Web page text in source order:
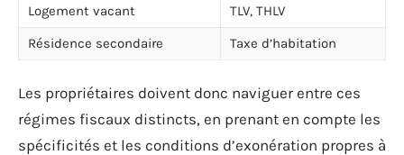
Logement vacant
TLV, THLV
Résidence secondaire
Taxe d’habitation
Les propriétaires doivent donc naviguer entre ces
régimes fiscaux distincts, en prenant en compte les
spécificités et les conditions d’exonération propres à